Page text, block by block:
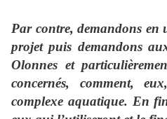
Par contre, demandons en
projet puis demandons
Olonnes et
concernés, comment,
complexe aquatique. En